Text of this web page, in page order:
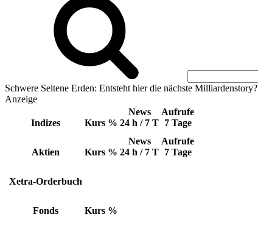
Schwere Seltene Erden: Entsteht hier die nächste Milliardenstory?
Anzeige
Indizes Kurs %
News
24 h / 7 T
Aufrufe
7 Tage
Aktien Kurs %
News
24 h / 7 T
Aufrufe
7 Tage
Xetra-Orderbuch
Fonds Kurs %